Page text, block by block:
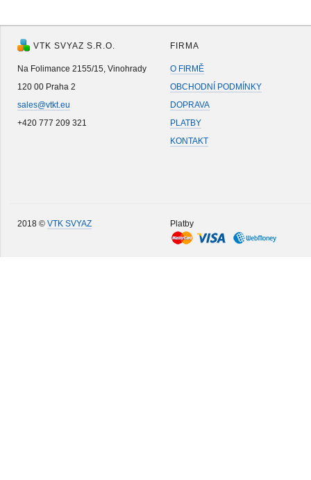
VTK SVYAZ S.R.O.
Na Folimance 2155/15, Vinohrady
120 00 Praha 2
sales@vtkt.eu
+420 777 209 321
FIRMA
O FIRMĚ
OBCHODNÍ PODMÍNKY
DOPRAVA
PLATBY
KONTAKT
2018 © VTK SVYAZ Platby